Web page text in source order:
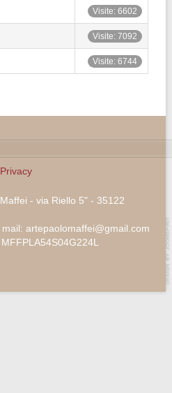
Visite: 6602
Visite: 7092
Visite: 6744
Privacy
- via Riello 5" - 35122
artepaolomaffei@gmail.com